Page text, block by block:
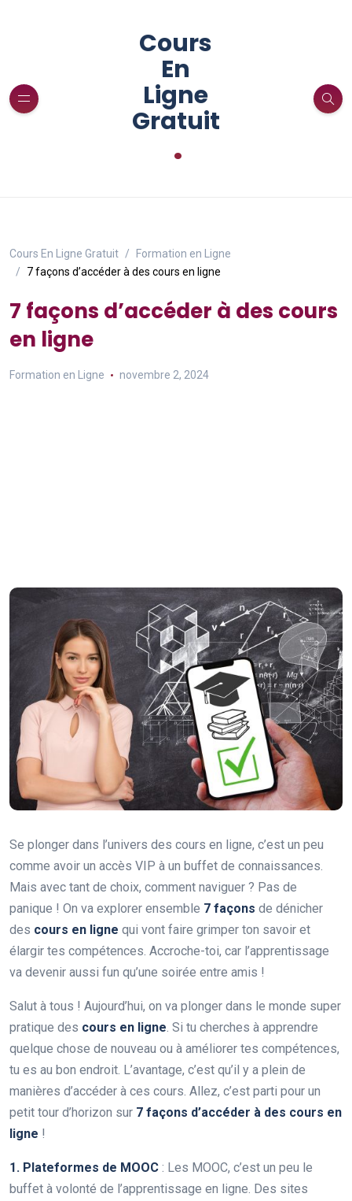
Cours
En
Ligne
Gratuit
.
Cours En Ligne Gratuit
Formation en Ligne
7 façons d’accéder à des cours en ligne
7 façons d’accéder à des cours
en ligne
Formation en Ligne novembre 2, 2024
Se plonger dans l’univers des cours en ligne, c’est un peu
comme avoir un accès VIP à un buffet de connaissances.
Mais avec tant de choix, comment naviguer ? Pas de
panique ! On va explorer ensemble 7 façons de dénicher
des cours en ligne qui vont faire grimper ton savoir et
élargir tes compétences. Accroche-toi, car l’apprentissage
va devenir aussi fun qu’une soirée entre amis !
Salut à tous ! Aujourd’hui, on va plonger dans le monde super
pratique des cours en ligne. Si tu cherches à apprendre
quelque chose de nouveau ou à améliorer tes compétences,
tu es au bon endroit. L’avantage, c’est qu’il y a plein de
manières d’accéder à ces cours. Allez, c’est parti pour un
petit tour d’horizon sur 7 façons d’accéder à des cours en
ligne !
1. Plateformes de MOOC : Les MOOC, c’est un peu le
buffet à volonté de l’apprentissage en ligne. Des sites